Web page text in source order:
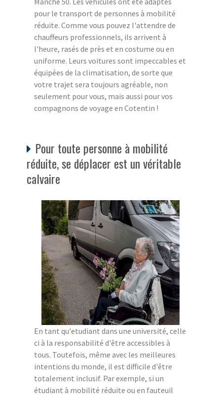
pour le transport de personnes à mobilité
réduite. Comme vous pouvez l'attendre de
chauffeurs professionnels, ils arrivent à
l'heure, rasés de près et en costume ou en
uniforme. Leurs voitures sont impeccables et
équipées de la climatisation, de sorte que
votre trajet sera toujours agréable, non
seulement pour vous, mais aussi pour vos
compagnons de voyage en Cotentin !
Pour toute personne à mobilité
réduite, se déplacer est un véritable
calvaire
En tant qu'etudiant dans une université, celle
ci à la responsabilité d'être accessibles à
tous. Toutefois, même avec les meilleures
intentions du monde, il est difficile d'être
totalement inclusif. Par exemple, si un
étudiant à mobilité réduite ou en fauteuil